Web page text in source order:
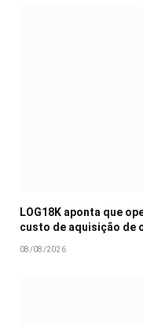
LOG18K aponta que
custo de aquisição de
08/08/2026